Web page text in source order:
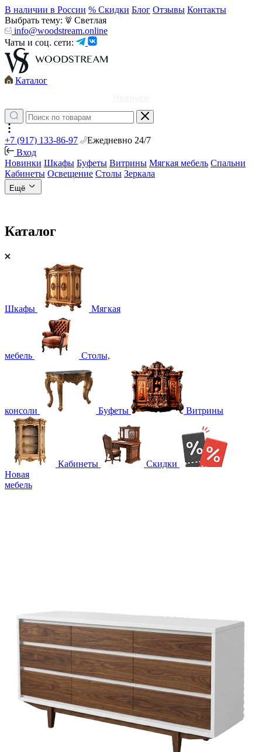
В наличии в России % Скидки Блог Отзывы Контакты
Выбрать тему:
Светлая
info@woodstream.online
Чаты и соц. сети:
Каталог
+7 (917) 133-86-97
Ежедневно 24/7
Вход
Новинки Шкафы Буфеты Витрины Мягкая мебель Спальни
Кабинеты Освещение Столы Зеркала
Ещё
Каталог
Шкафы Мягкая
мебель Столы,
консоли Буфеты Витрины
Кабинеты
Скидки
Новая
мебель